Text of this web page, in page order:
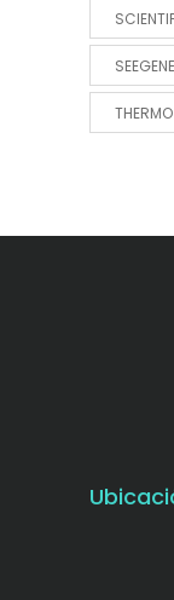
SEEGENE